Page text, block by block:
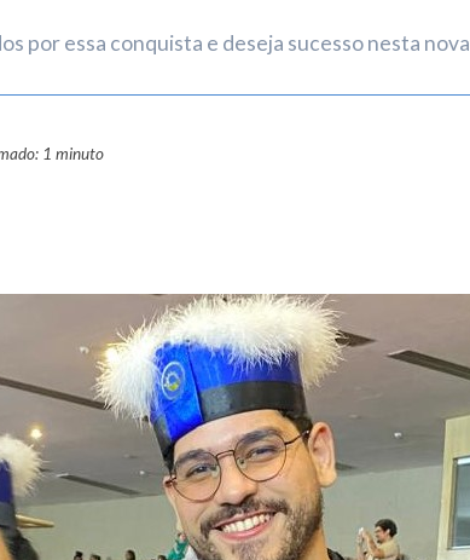
por essa conquista e deseja sucesso nesta
1 minuto